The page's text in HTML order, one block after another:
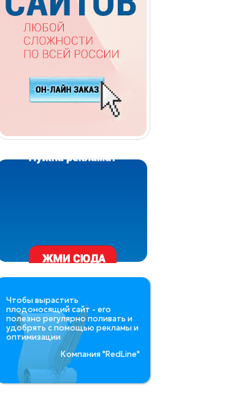
Чтобы вырастить
плодоносящий сайт - его
полезно регулярно поливать и
удобрять с помощью рекламы и
оптимизации
Компания "RedLine"